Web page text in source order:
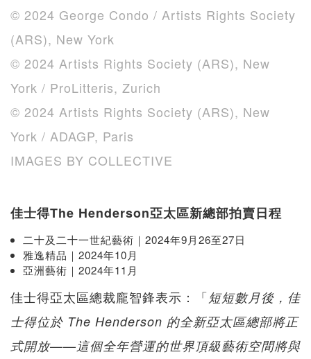
©️ 2024 George Condo / Artists Rights Society
(ARS), New York
©️ 2024 Artists Rights Society (ARS), New
York / ProLitteris, Zurich
©️ 2024 Artists Rights Society (ARS), New
York / ADAGP, Paris
IMAGES BY COLLECTIVE
佳士得The Henderson亞太區新總部拍賣日程
二十及二十一世紀藝術｜2024年9月26至27日
雅逸精品｜2024年10月
亞洲藝術｜2024年11月
佳士得亞太區總裁龐智鋒表示：「短短數月後，佳
士得位於 The Henderson 的全新亞太區總部將正
式開放——這個全年營運的世界頂級藝術空間將與